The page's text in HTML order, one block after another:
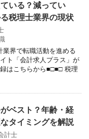
いる？減ってい
税理士業界の現状
界で転職活動を進める
ト「会計求人プラス」が
はこちらから■□■□ 税理
ベスト？年齢・経
タイミングを解説
計士